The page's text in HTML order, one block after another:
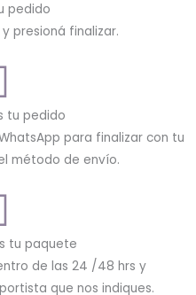
pedido
presioná finalizar.
tu pedido
para finalizar con tu
método de envío.
tu paquete
de las 24 /48 hrs y
que nos indiques.